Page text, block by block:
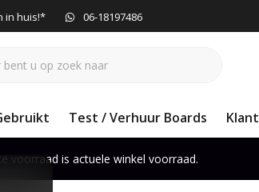
in huis!* 06-18197486
Test / Verhuur Boards
voorraad is actuele winkel voorraad.